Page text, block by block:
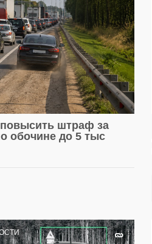
штраф за
обочине до 5 тыс